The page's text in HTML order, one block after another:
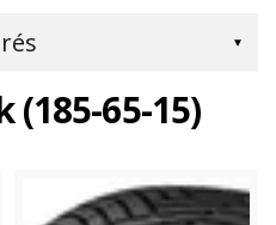
(185-65-15)